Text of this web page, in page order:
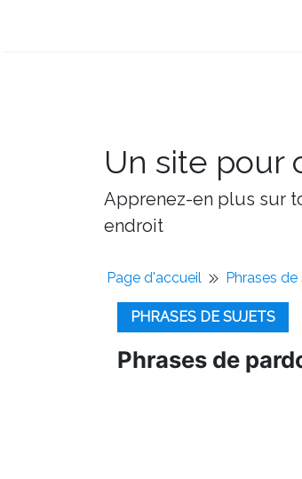
Un site pour
Apprenez-en plus sur
endroit
Page d'accueil Phrases de
PHRASES DE SUJETS
Phrases de